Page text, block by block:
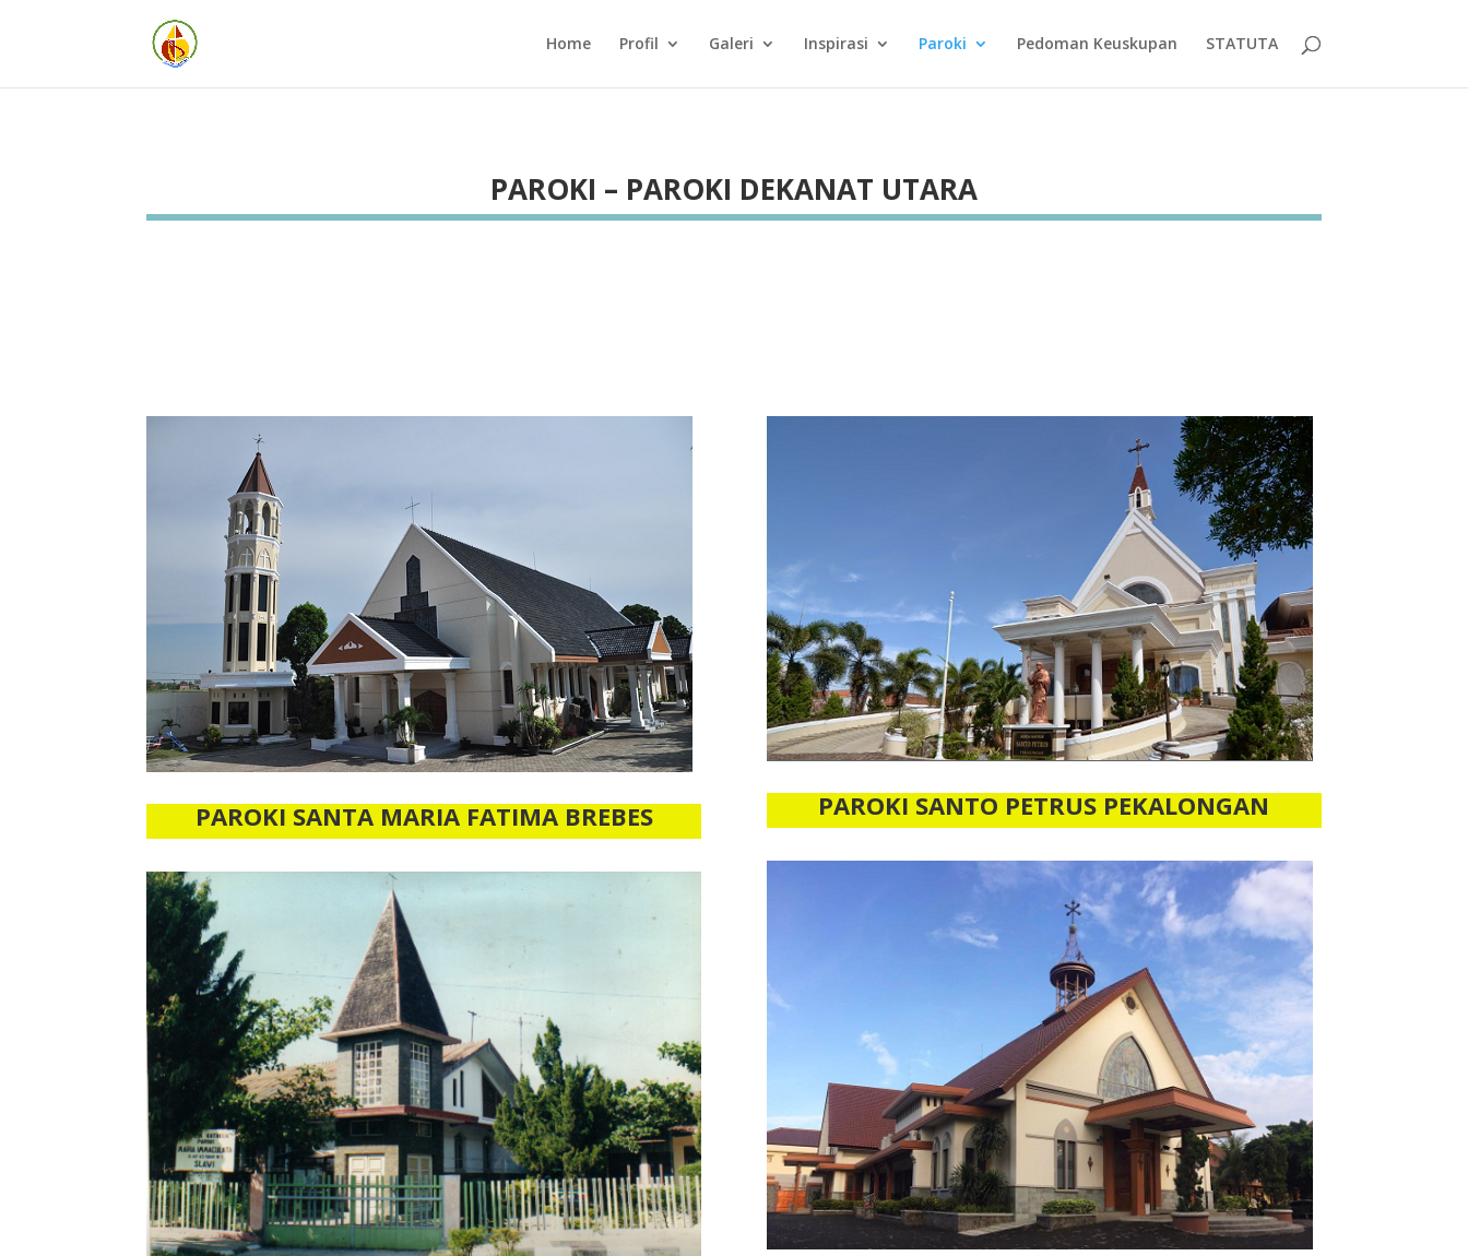
Home Profil Galeri Inspirasi Paroki Pedoman Keuskupan STATUTA
PAROKI – PAROKI DEKANAT UTARA
PAROKI SANTA MARIA FATIMA BREBES PAROKI SANTO PETRUS PEKALONGAN